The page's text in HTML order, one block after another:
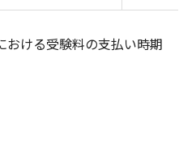
おける受験料の支払い時期